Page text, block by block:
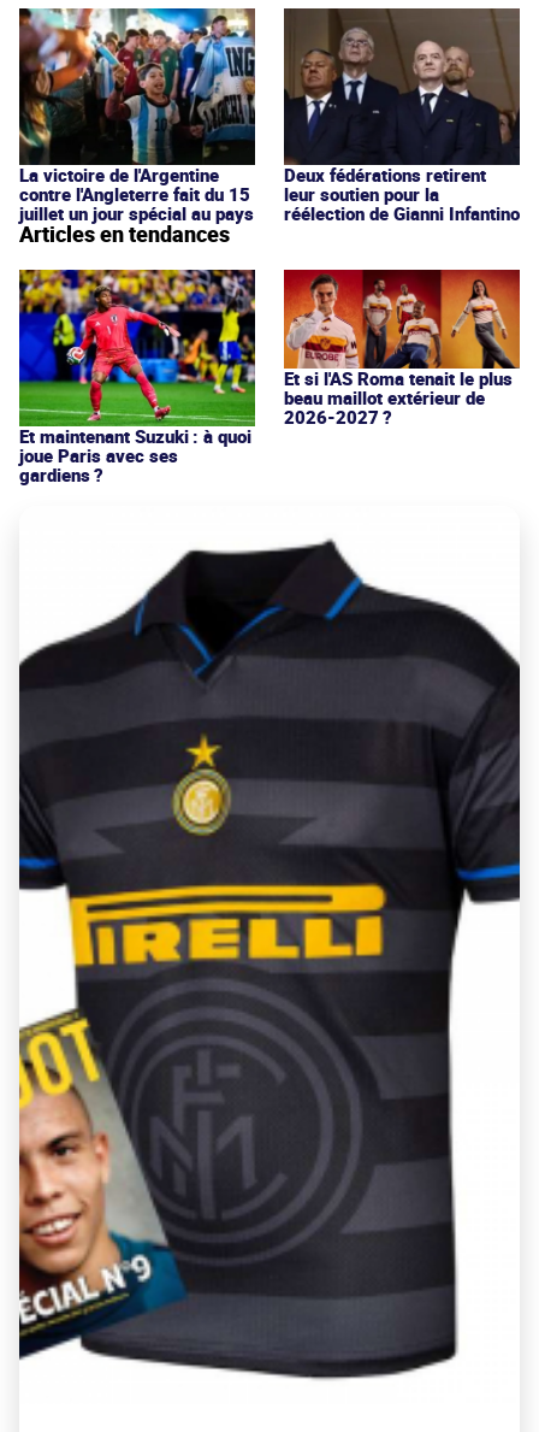
La victoire de l'Argentine
contre l'Angleterre fait du 15
juillet un jour spécial au pays
Deux fédérations retirent
leur soutien pour la
réélection de Gianni Infantino
Articles en tendances
Et maintenant Suzuki : à quoi
joue Paris avec ses
gardiens ?
Et si l'AS Roma tenait le plus
beau maillot extérieur de
2026-2027 ?